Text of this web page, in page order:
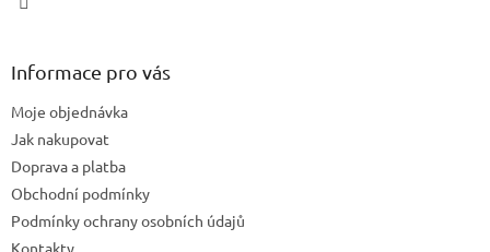
Informace pro vás
Moje objednávka
Jak nakupovat
Doprava a platba
Obchodní podmínky
Podmínky ochrany osobních údajů
Kontakty